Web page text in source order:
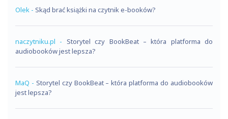
Olek - Skąd brać książki na czytnik e-booków?
naczytniku.pl - Storytel czy BookBeat – która platforma do
audiobooków jest lepsza?
MaQ - Storytel czy BookBeat – która platforma do audiobooków
jest lepsza?